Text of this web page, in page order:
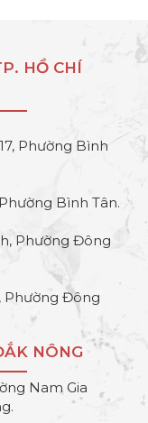
HỒ CHÍ
Phường Bình
Bình Tân.
Phường Đông
Phường Đông
NÔNG
Nam Gia